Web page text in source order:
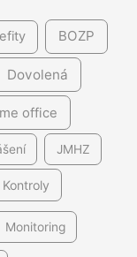
BOZP
Dovolená
office
JMHZ
Kontroly
Monitoring